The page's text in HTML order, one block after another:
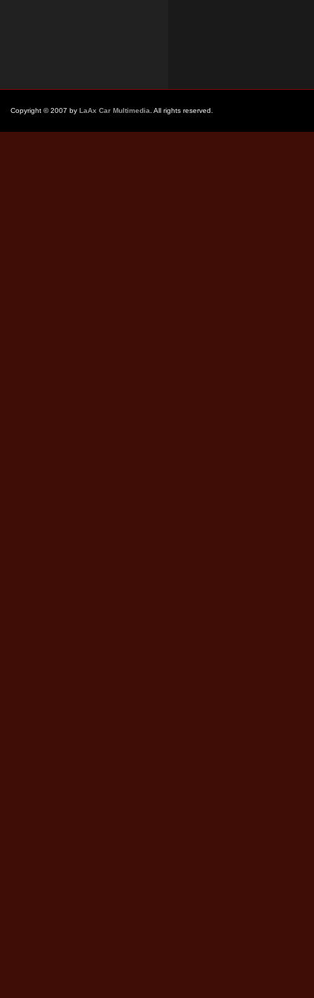
Copyright © 2007 by LaAx Car Multimedia . All rights reserved.